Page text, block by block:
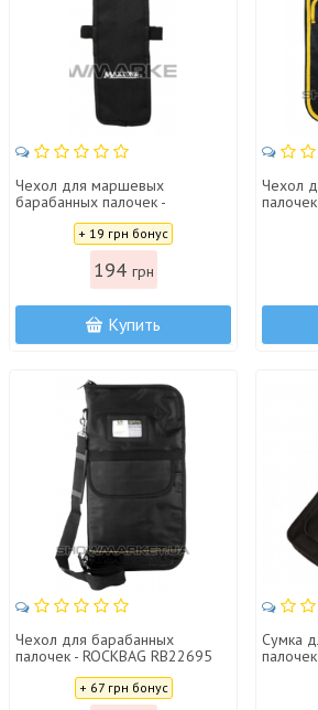
Чехол для маршевых
барабанных палочек -
MAXTONE DSBC-106 MARCHING
STICK BAG+ 19 грн бонус
194 грн
Купить
Чехол
Чехол для барабанных
палочек - ROCKBAG RB22695
+ 67 грн бонус
Сумка